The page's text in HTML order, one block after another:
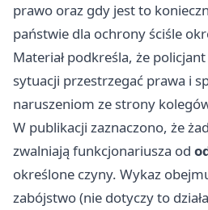
prawo oraz gdy jest to
państwie dla ochrony ściśle
Materiał podkreśla, że
sytuacji przestrzegać prawa i
naruszeniom ze strony
W publikacji zaznaczono, że
zwalniają funkcjonariusza od
określone czyny. Wykaz
zabójstwo (nie dotyczy to